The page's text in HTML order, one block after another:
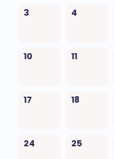
3 4
10 11
17 18
24 25